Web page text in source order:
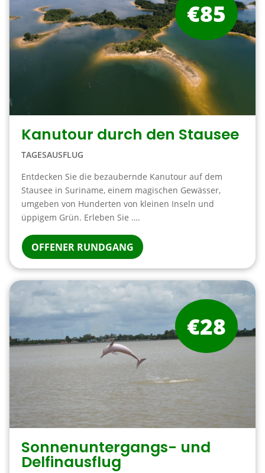
Kanutour durch den Stausee
TAGESAUSFLUG
Entdecken Sie die bezaubernde Kanutour auf dem
Stausee in Suriname, einem magischen Gewässer,
umgeben von Hunderten von kleinen Inseln und
üppigem Grün. Erleben Sie ….
OFFENER RUNDGANG
€85
Sonnenuntergangs- und
Delfinausflug
€28